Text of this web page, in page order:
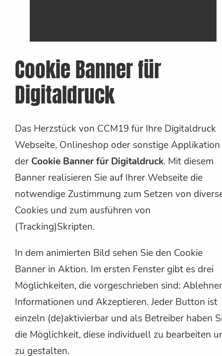
Cookie Banner für
Digitaldruck
Das Herzstück von CCM19 für Ihre Digitaldruck
Webseite, Onlineshop oder sonstige
der Cookie Banner für Digitaldruck. Mit diesem
Banner realisieren Sie auf Ihrer Webseite die
notwendige Zustimmung zum Setzen von
Cookies und zum ausführen von
(Tracking)Skripten.
In dem animierten Bild sehen Sie den Cookie
Banner in Aktion. Im ersten Fenster gibt es drei
Möglichkeiten, die vorgeschrieben sind:
Informationen und Akzeptieren. Jeder Button ist
einzeln (de)aktivierbar und als Betreiber haben
die Möglichkeit, diese individuell zu bearbeiten
zu gestalten.